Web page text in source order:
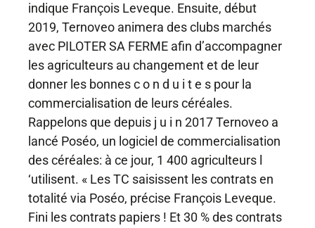
indique François Leveque. Ensuite, début
2019, Ternoveo animera des clubs marchés
avec PILOTER SA FERME afin d’accompagner
les agriculteurs au changement et de leur
donner les bonnes c o n d u i t e s pour la
commercialisation de leurs céréales.
Rappelons que depuis j u i n 2017 Ternoveo a
lancé Poséo, un logiciel de commercialisation
des céréales: à ce jour, 1 400 agriculteurs l
‘utilisent. « Les TC saisissent les contrats en
totalité via Poséo, précise François Leveque.
Fini les contrats papiers ! Et 30 % des contrats